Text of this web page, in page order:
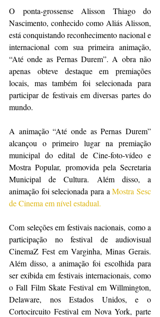
O ponta-grossense Alisson Thiago do
Nascimento, conhecido como Aliás Alisson,
está conquistando reconhecimento nacional e
internacional com sua primeira animação,
“Até onde as Pernas Durem”. A obra não
apenas obteve destaque em premiações
locais, mas também foi selecionada para
participar de festivais em diversas partes do
mundo.
A animação “Até onde as Pernas Durem”
alcançou o primeiro lugar na premiação
municipal do edital de Cine-foto-vídeo e
Mostra Popular, promovida pela Secretaria
Municipal de Cultura. Além disso, a
animação foi selecionada para a Mostra Sesc
de Cinema em nível estadual.
Com seleções em festivais nacionais, como a
participação no festival de audiovisual
CinemaZ Fest em Varginha, Minas Gerais.
Além disso, a animação foi escolhida para
ser exibida em festivais internacionais, como
o Fall Film Skate Festival em Willmington,
Delaware, nos Estados Unidos, e o
Cortocircuito Festival em Nova York, parte